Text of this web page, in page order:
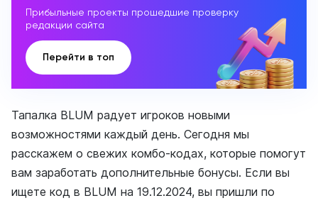
Прибыльные проекты прошедшие проверку
редакции сайта
Перейти в топ
Тапалка BLUM радует игроков новыми
возможностями каждый день. Сегодня мы
расскажем о свежих комбо-кодах, которые помогут
вам заработать дополнительные бонусы. Если вы
ищете код в BLUM на 19.12.2024, вы пришли по